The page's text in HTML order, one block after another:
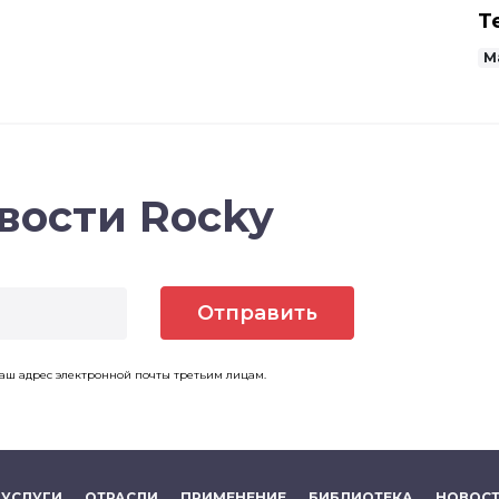
Rocky
Отправить
адрес электронной почты третьим лицам.